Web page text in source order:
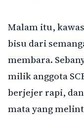
Malam itu,
bisu dari
membara.
milik anggota
berjejer rapi,
mata yang